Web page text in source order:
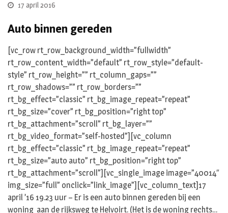
17 april 2016
Auto binnen gereden
[vc_row rt_row_background_width=”fullwidth”
rt_row_content_width=”default” rt_row_style=”default-
style” rt_row_height=”” rt_column_gaps=””
rt_row_shadows=”” rt_row_borders=””
rt_bg_effect=”classic” rt_bg_image_repeat=”repeat”
rt_bg_size=”cover” rt_bg_position=”right top”
rt_bg_attachment=”scroll” rt_bg_layer=””
rt_bg_video_format=”self-hosted”][vc_column
rt_bg_effect=”classic” rt_bg_image_repeat=”repeat”
rt_bg_size=”auto auto” rt_bg_position=”right top”
rt_bg_attachment=”scroll”][vc_single_image image=”40014″
img_size=”full” onclick=”link_image”][vc_column_text]17
april ’16 19.23 uur – Er is een auto binnen gereden bij een
woning aan de rijksweg te Helvoirt. (Het is de woning rechts…